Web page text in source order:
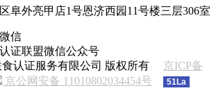
阜外亮甲店1号恩济西园11号楼三层306室
信
证联盟微信公众号
认证服务有限公司 版权所有
京ICP备
京公网安备 11010802034454号 51La